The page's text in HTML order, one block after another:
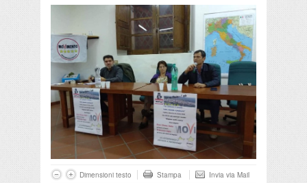
Dimensioni testo Stampa Invia via Mail